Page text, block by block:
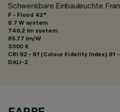
Schwenkbare Einbauleuchte
F - Flood 42°
8.7 W system
746.2 lm system
85.77 lm/W
3000 K
CRI 92 - Rf (Colour Fidelity Index) 91 -
DALI-2